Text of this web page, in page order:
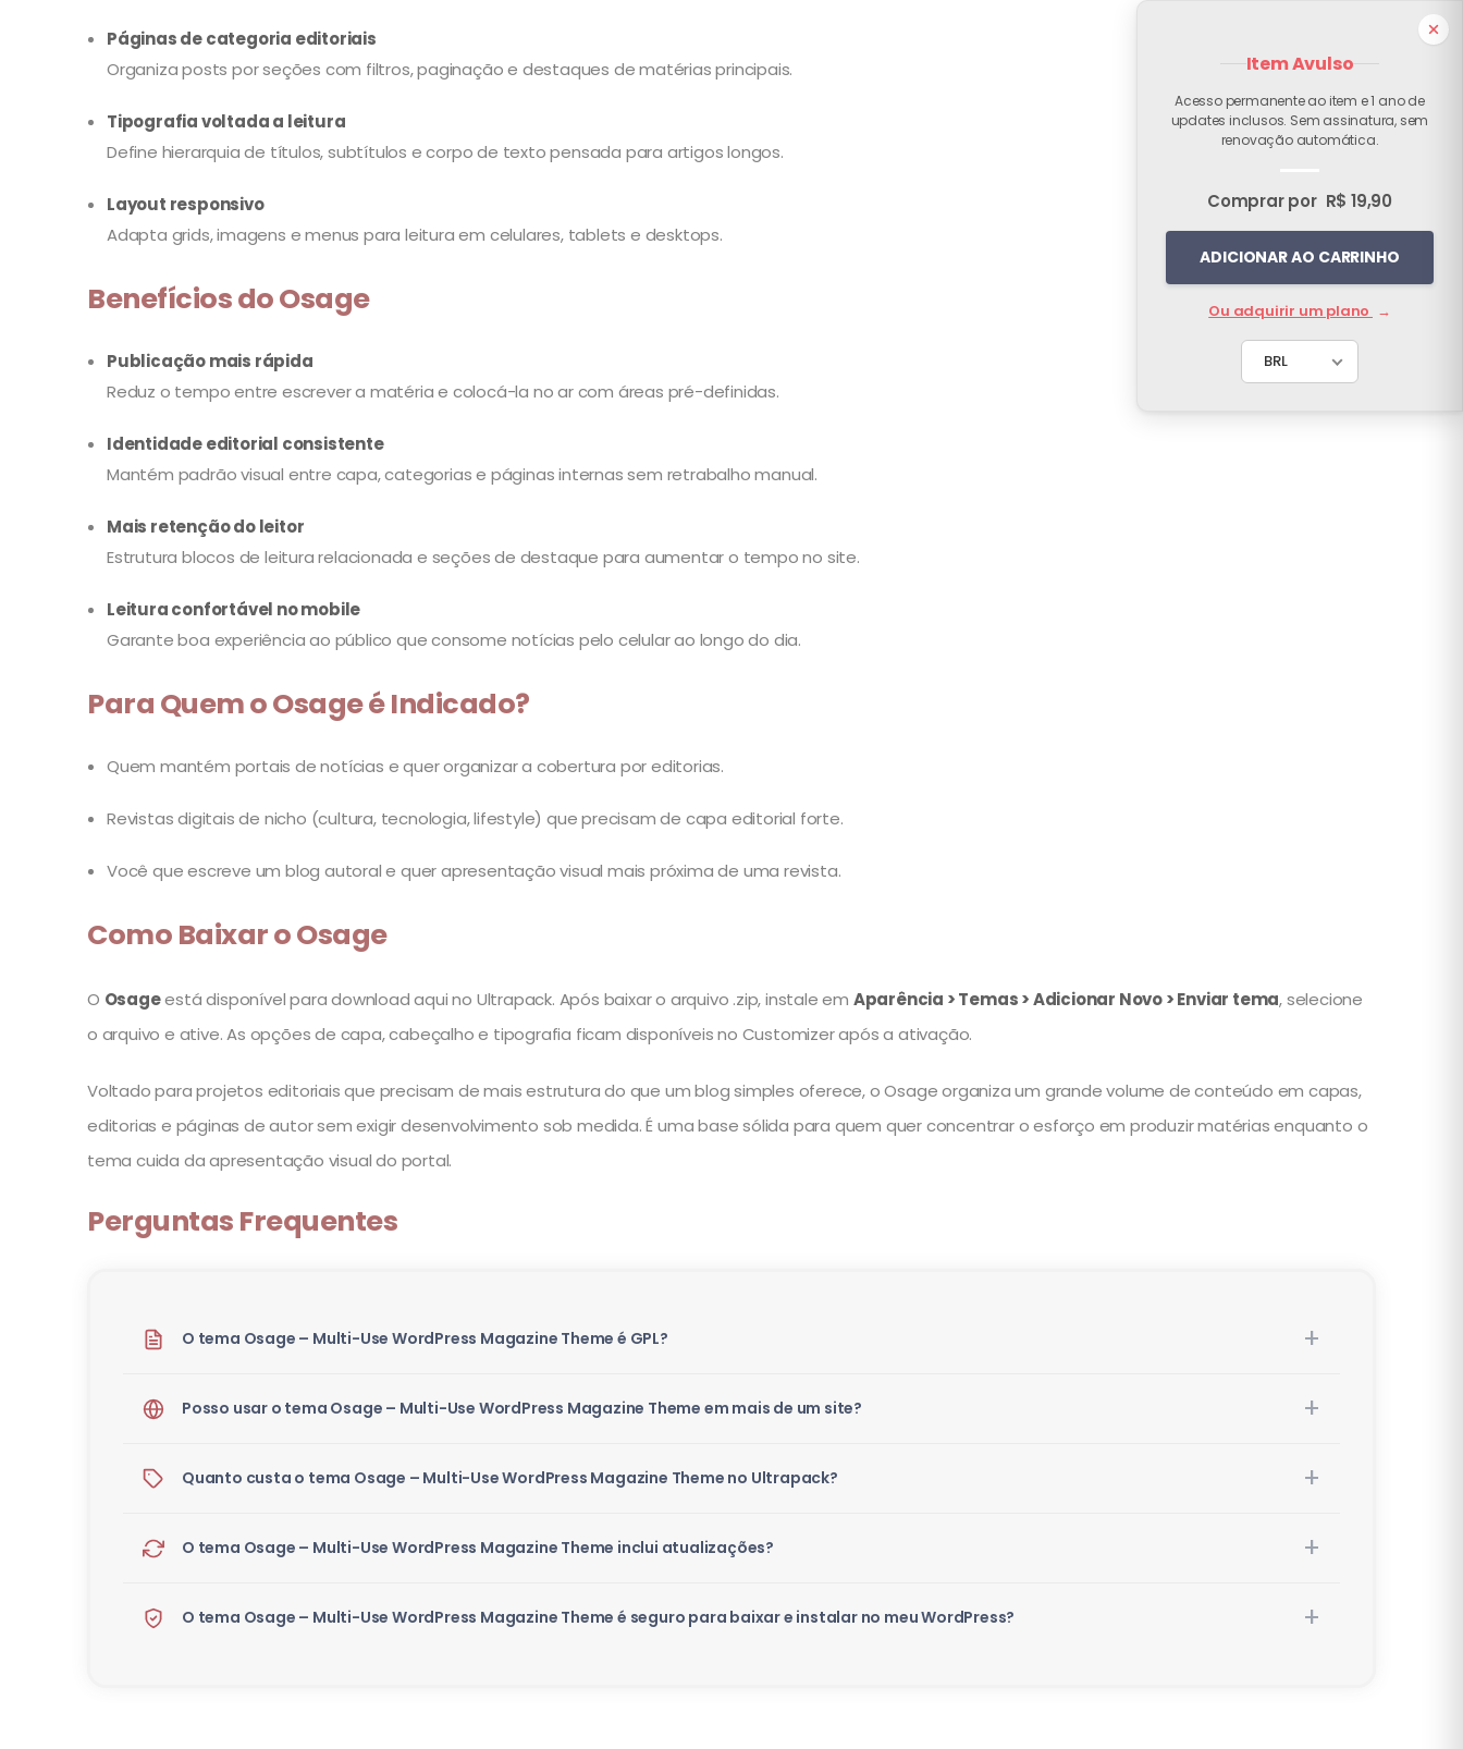
Páginas de categoria editoriais
Organiza posts por seções com filtros, paginação e destaques de matérias principais.
Tipografia voltada a leitura
Define hierarquia de títulos, subtítulos e corpo de texto pensada para artigos longos.
Layout responsivo
Adapta grids, imagens e menus para leitura em celulares, tablets e desktops.
Benefícios do Osage
Publicação mais rápida
Reduz o tempo entre escrever a matéria e colocá-la no ar com áreas pré-definidas.
Identidade editorial consistente
Mantém padrão visual entre capa, categorias e páginas internas sem retrabalho manual.
Mais retenção do leitor
Estrutura blocos de leitura relacionada e seções de destaque para aumentar o tempo no site.
Leitura confortável no mobile
Garante boa experiência ao público que consome notícias pelo celular ao longo do dia.
Para Quem o Osage é Indicado?
Quem mantém portais de notícias e quer organizar a cobertura por editorias.
Revistas digitais de nicho (cultura, tecnologia, lifestyle) que precisam de capa editorial forte.
Você que escreve um blog autoral e quer apresentação visual mais próxima de uma revista.
Como Baixar o Osage
O Osageestá disponível para download aqui no Ultrapack. Após baixar o arquivo .zip, instale em Aparência > Temas > Adicionar Novo > Enviar tema, selecione
o arquivo e ative. As opções de capa, cabeçalho e tipografia ficam disponíveis no Customizer após a ativação.
Voltado para projetos editoriais que precisam de mais estrutura do que um blog simples oferece, o Osage organiza um grande volume de conteúdo em capas,
editorias e páginas de autor sem exigir desenvolvimento sob medida. É uma base sólida para quem quer concentrar o esforço em produzir matérias enquanto o
tema cuida da apresentação visual do portal.
Perguntas Frequentes
O tema Osage – Multi-Use WordPress Magazine Theme é GPL?
Posso usar o tema Osage – Multi-Use WordPress Magazine Theme em mais de um site?
Quanto custa o tema Osage – Multi-Use WordPress Magazine Theme no Ultrapack?
O tema Osage – Multi-Use WordPress Magazine Theme inclui atualizações?
O tema Osage – Multi-Use WordPress Magazine Theme é seguro para baixar e instalar no meu WordPress?
Item Avulso
Acesso permanente ao item e 1 ano de
updates inclusos. Sem assinatura, sem
renovação automática.
Comprar por R$ 19,90
ADICIONAR AO CARRINHO
Ou adquirir um plano →